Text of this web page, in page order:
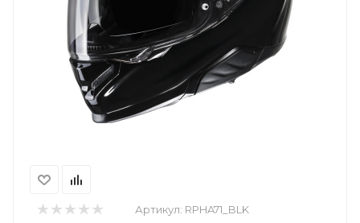
Артикул: RPHA71_BLK